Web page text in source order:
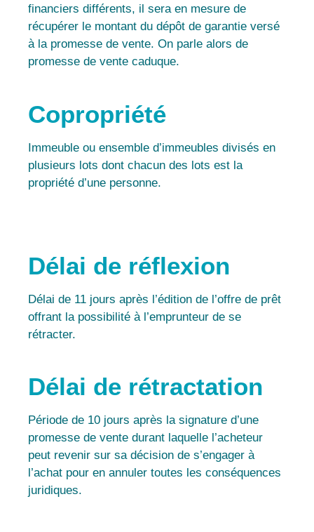
financiers différents, il sera en mesure de
récupérer le montant du dépôt de garantie versé
à la promesse de vente. On parle alors de
promesse de vente caduque.
Copropriété
Immeuble ou ensemble d’immeubles divisés en
plusieurs lots dont chacun des lots est la
propriété d’une personne.
Délai de réflexion
Délai de 11 jours après l’édition de l’offre de prêt
offrant la possibilité à l’emprunteur de se
rétracter.
Délai de rétractation
Période de 10 jours après la signature d’une
promesse de vente durant laquelle l’acheteur
peut revenir sur sa décision de s’engager à
l’achat pour en annuler toutes les conséquences
juridiques.